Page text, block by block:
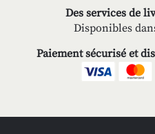
Des services de
Disponibles
Paiement sécurisé et